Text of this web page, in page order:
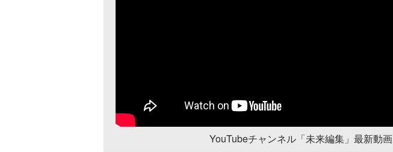
YouTubeチャンネル「未来編集」最新動画